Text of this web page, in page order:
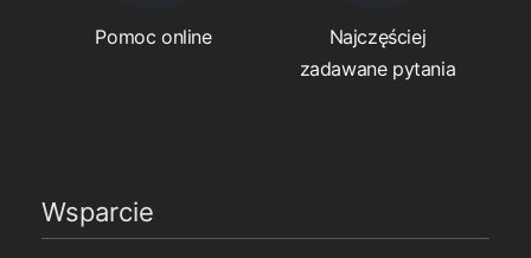
Pomoc online
Najczęściej
zadawane pytania
Wsparcie